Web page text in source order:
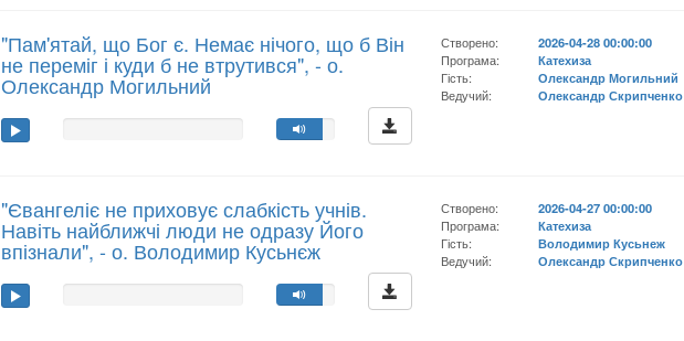
"Пам'ятай, що Бог є. Немає нічого, що б Він
не переміг і куди б не втрутився", - о.
Олександр Могильний
Створено:
2026-04-28 00:00:00
Програма:
Катехиза
Гість:
Олександр Могильний
Ведучий:
Олександр Скрипченко
"Євангеліє не приховує слабкість учнів.
Навіть найближчі люди не одразу Його
впізнали", - о. Володимир Кусьнєж
Створено:
2026-04-27 00:00:00
Програма:
Катехиза
Гість:
Володимир Кусьнеж
Ведучий:
Олександр Скрипченко